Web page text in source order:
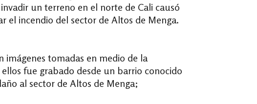
un terreno en el norte de Cali causó
el incendio del sector de Altos de Menga.
imágenes tomadas en medio de la
fue grabado desde un barrio conocido
al sector de Altos de Menga;